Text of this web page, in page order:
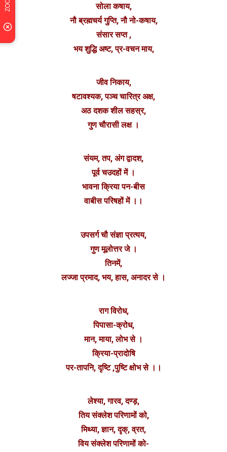
सोला कषाय,
नौ ब्रह्मचर्य गुप्ति, नौ नो-कषाय,
संसार सप्त ,
भय शुद्धि अष्ट, प्र-वचन माय,
जीव निकाय,
षटावश्यक, पञ्च चारित्र अक्ष,
अठ दशक शील सहस्र,
गुण चौरासी लक्ष ।
संयम, तप, अंग द्वादश,
पूर्व चउदहों में ।
भावना क्रिया पन-बीस
वाबीस परिषहों में ।।
उपसर्ग चौ संज्ञा प्रत्यय,
गुण मूलोत्तर जे ।
तिनमें,
लज्जा प्रमाद, भय, हास, अनादर से ।
राग विरोध,
पिपासा-क्रोध,
मान, माया, लोभ से ।
क्रिया-प्रादोषि
पर-तापनि, दृष्टि ,पुष्टि क्षोभ से ।।
लेश्या, गारव, दण्ड़,
तिय संक्लेश परिणामों को,
मिथ्या, ज्ञान, दृक्, व्रत,
विय संक्लेश परिणामों को-